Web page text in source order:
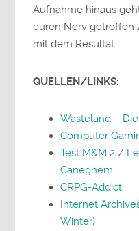
Aufnahme hinaus
euren Nerv getroffen
mit dem Resultat.
QUELLEN/LINKS:
Wasteland –
Computer
Test M&M 2 /
Caneghem
CRPG-Addict
Internet
Winter)